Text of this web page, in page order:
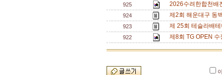
925 2026수려한합천배
924 제2회 해운대구 동
923 제 25회 테슬라배
922 제8회 TG OPEN